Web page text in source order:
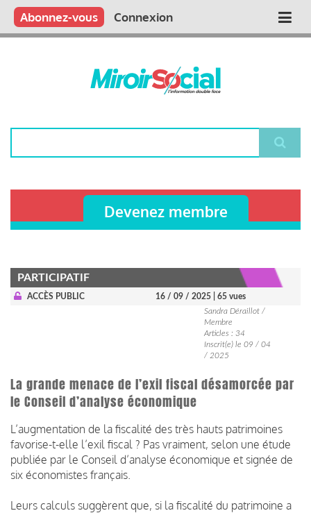
Aller
contenu
Main
Qui sommes nous ?
Vous publiez
Nous publions
Contactez-nous
Abonnez-vous Connexion
Devenez membre
PARTICIPATIF
ACCÈS PUBLIC 16 / 09 / 2025
| 65 vues
Sandra Déraillot /
Membre
Articles : 34
Inscrit(e) le 09 / 04
/ 2025
La grande menace de l’exil fiscal désamorcée par
le Conseil d’analyse économique
L’augmentation de la fiscalité des très hauts patrimoines
favorise-t-elle l’exil fiscal ? Pas vraiment, selon une étude
publiée par le Conseil d’analyse économique et signée de
six économistes français.
Leurs calculs suggèrent que, si la fiscalité du patrimoine a